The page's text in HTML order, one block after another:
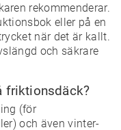
rekommenderar.
eller på en
när det är kallt.
och säkrare
friktionsdäck?
(för
och även vinter-